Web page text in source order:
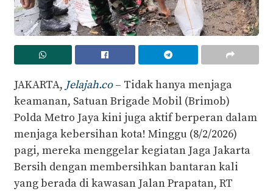
JAKARTA, Jelajah.co– Tidak hanya menjaga
keamanan, Satuan Brigade Mobil (Brimob)
Polda Metro Jaya kini juga aktif berperan dalam
menjaga kebersihan kota! Minggu (8/2/2026)
pagi, mereka menggelar kegiatan Jaga Jakarta
Bersih dengan membersihkan bantaran kali
yang berada di kawasan Jalan Prapatan, RT